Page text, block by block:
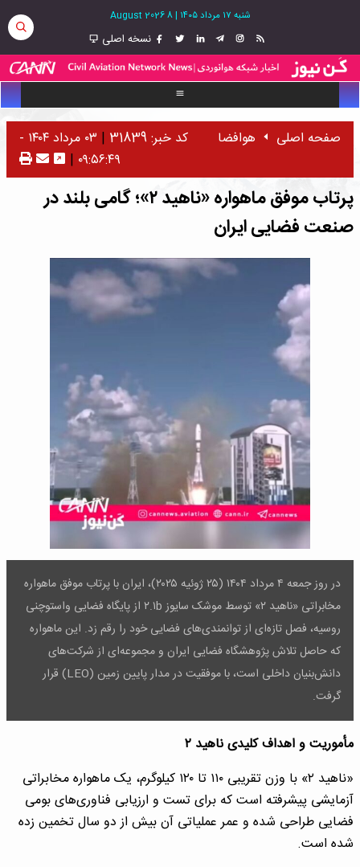
شنبه ۱۷ مرداد ۱۴۰۵ |
8 August 2026
نسخه اصلی
صفحه اصلی هوافضا کد خبر: 31839 |
۰۳ مرداد ۱۴۰۴ -
۰۹:۵۶:۴۹ |
پرتاب موفق ماهواره «ناهید ۲»؛ گامی بلند در
صنعت فضایی ایران
در روز جمعه ۴ مرداد ۱۴۰۴ (۲۵ ژوئیه ۲۰۲۵)، ایران با پرتاب موفق ماهواره
مخابراتی «ناهید ۲» توسط موشک سایوز ۲.۱b از پایگاه فضایی واستوچنی
روسیه، فصل تازه‌ای از توانمندی‌های فضایی خود را رقم زد. این ماهواره
که حاصل تلاش پژوهشگاه فضایی ایران و مجموعه‌ای از شرکت‌های
دانش‌بنیان داخلی است، با موفقیت در مدار پایین زمین (LEO) قرار
گرفت.
مأموریت و اهداف کلیدی ناهید ۲
«ناهید ۲» با وزن تقریبی ۱۱۰ تا ۱۲۰ کیلوگرم، یک ماهواره مخابراتی
آزمایشی پیشرفته است که برای تست و ارزیابی فناوری‌های بومی
فضایی طراحی شده و عمر عملیاتی آن بیش از دو سال تخمین زده
شده است.